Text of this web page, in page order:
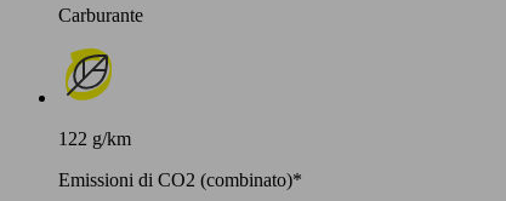
Carburante
122 g/km
Emissioni di CO2 (combinato)*